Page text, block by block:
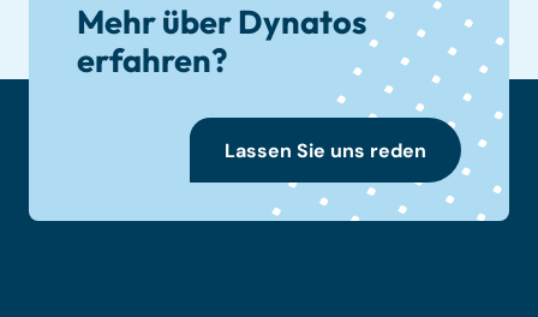
Mehr über Dynatos
erfahren?
Lassen Sie uns reden